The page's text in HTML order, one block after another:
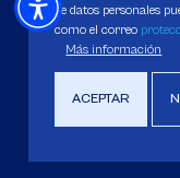
Política de
Derechos
de datos personales
como el correo
Más información
ACEPTAR